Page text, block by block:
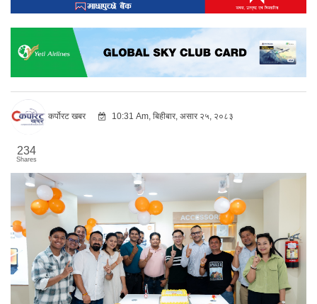
कर्पोरट खबर 10:31 Am, बिहीबार, असार २५, २०८३
234
Shares